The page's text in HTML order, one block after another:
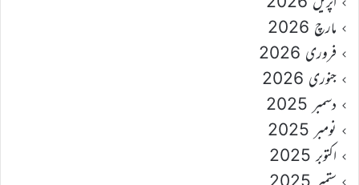
مارچ 2026
فروری 2026
جنوری 2026
دسمبر 2025
نومبر 2025
اکتوبر 2025
ستمبر 2025